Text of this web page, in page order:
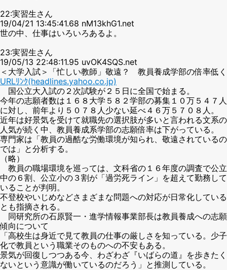
22:実習生さん
19/04/21 13:45:41.68 nM13khG1.net
世の中、仕事はいろいろあるよ。
23:実習生さん
19/05/13 22:48:11.95 uvOK4SQS.net
＜大学入試＞「忙しい教師」敬遠？ 教員養成学部の倍率低く
URLﾘﾝｸ(headlines.yahoo.co.jp)
国公立大入試の２次試験が２５日に全国で始まる。
今年の志願者数は１６８大学５８２学部の募集１０万５４７人
に対し、前年より５０７８人少ない延べ４６万５７０８人。
近年は好景気を受けて就職先の選択肢が多いと言われる文系の
人気が続く中、教員養成系学部の志願倍率は下がっている。
専門家は「教員の過酷な労働環境が知られ、敬遠されているの
では」と分析する。
（略）
教員の職場環境を巡っては、文科省の１６年度の調査で公立
中の６割、公立小の３割が「過労死ライン」を超えて勤務して
いることが判明。
不登校やいじめなどさまざまな問題への対応が日常化している
とも指摘される。
同研究所の石原賢一・進学情報事業部長は教員養成への志願
傾向について
「高校生は身近で見て教員の仕事の厳しさを知っている。少子
化で教員という職業そのものへの不安もある。
景気が回復しつつある今、わざわざ『いばらの道』を歩きたく
ないという意識が働いているのだろう」と推測している。